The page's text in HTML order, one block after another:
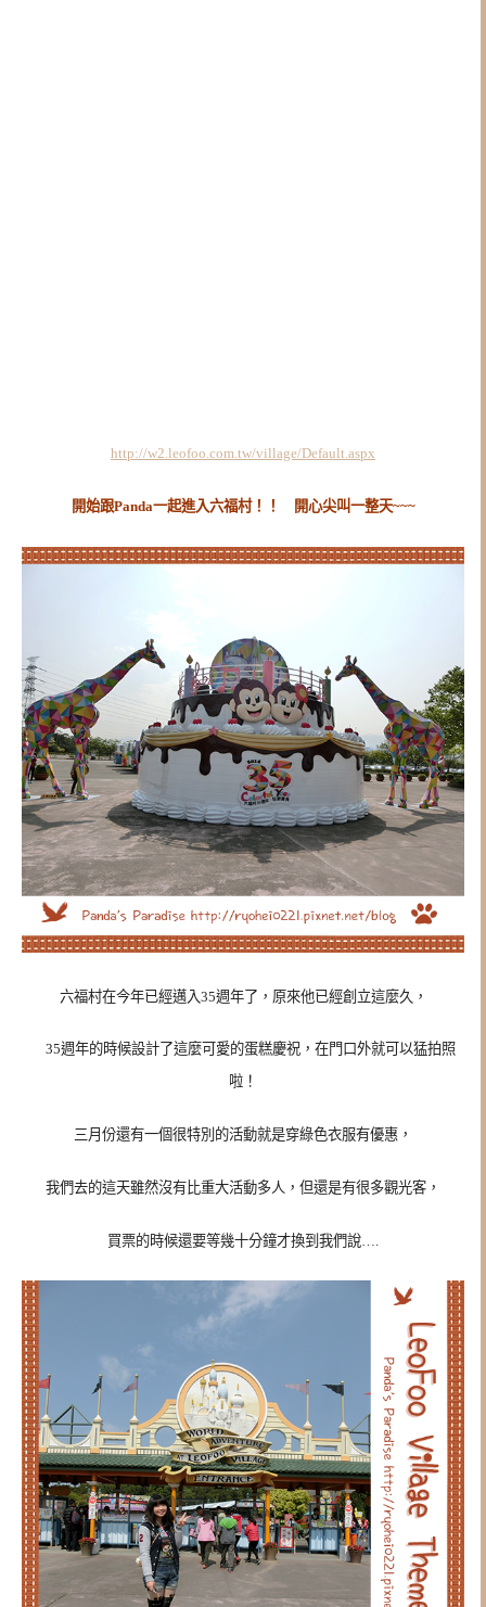
http://w2.leofoo.com.tw/village/Default.aspx
開始跟Panda一起進入六福村！！ 開心尖叫一整天~~~
六福村在今年已經邁入35週年了，原來他已經創立這麼久，
35週年的時候設計了這麼可愛的蛋糕慶祝，在門口外就可以猛拍照
啦！
三月份還有一個很特別的活動就是穿綠色衣服有優惠，
我們去的這天雖然沒有比重大活動多人，但還是有很多觀光客，
買票的時候還要等幾十分鐘才換到我們說….